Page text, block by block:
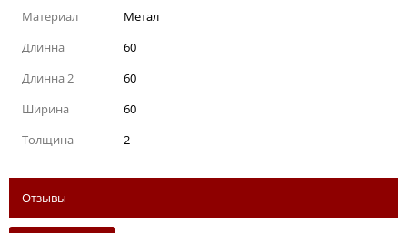
Материал
Метал
Длинна
60
Длинна 2
60
Ширина
60
Толщина
2
Отзывы